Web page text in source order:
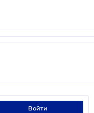
войти